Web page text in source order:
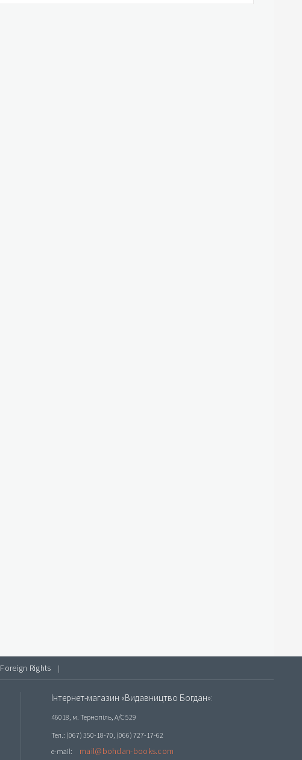
Foreign Rights |
Інтернет-магазин «Видавництво Богдан»:
46018, м. Тернопіль, А/С 529
Тел.: (067) 350-18-70, (066) 727-17-62
e-mail:
mail@bohdan-books.com